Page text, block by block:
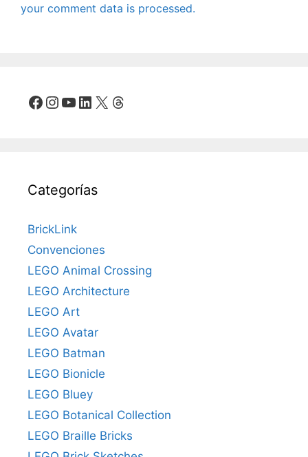
your comment data is processed.
Facebook
Instagram
YouTube
LinkedIn
X Threads
Categorías
BrickLink
Convenciones
LEGO Animal Crossing
LEGO Architecture
LEGO Art
LEGO Avatar
LEGO Batman
LEGO Bionicle
LEGO Bluey
LEGO Botanical Collection
LEGO Braille Bricks